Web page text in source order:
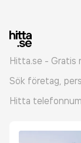
Hitta.se - Gratis
Sök företag,
Hitta